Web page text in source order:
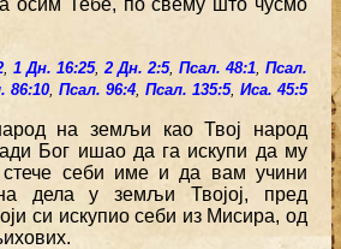
осим Тебе, по свему што чусмо
, 1 Дн. 16:25,2 Дн. 2:5, Псал. 48:1, Псал.
86:10, Псал. 96:4, Псал. 135:5, Иса. 45:5
на земљи као Твој народ
Бог ишао да га искупи да му
себи име и да вам учини
дела у земљи Твојој, пред
си искупио себи из Мисира, од